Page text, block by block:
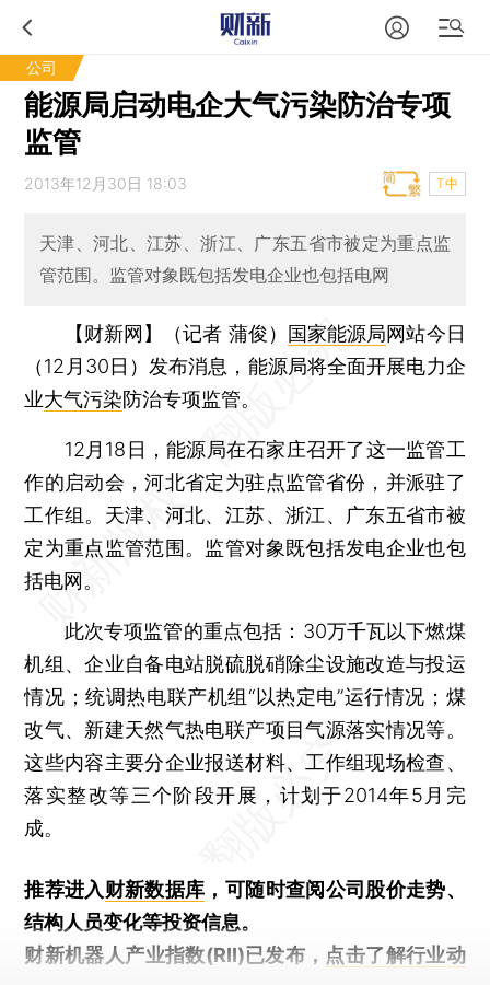
公司
能源局启动电企大气污染防治专项
监管
2013年12月30日 18:03 T中
天津、河北、江苏、浙江、广东五省市被定为重点监
管范围。监管对象既包括发电企业也包括电网
【财新网】（记者 蒲俊） 国家能源局网站今日
（12月30日）发布消息，能源局将全面开展电力企
业大气污染防治专项监管。
12月18日，能源局在石家庄召开了这一监管工
作的启动会，河北省定为驻点监管省份，并派驻了
工作组。天津、河北、江苏、浙江、广东五省市被
定为重点监管范围。监管对象既包括发电企业也包
括电网。
此次专项监管的重点包括：30万千瓦以下燃煤
机组、企业自备电站脱硫脱硝除尘设施改造与投运
情况；统调热电联产机组“以热定电”运行情况；煤
改气、新建天然气热电联产项目气源落实情况等。
这些内容主要分企业报送材料、工作组现场检查、
落实整改等三个阶段开展，计划于2014年5月完
成。
推荐进入财新数据库 ，可随时查阅公司股价走势、
结构人员变化等投资信息。
财新机器人产业指数(RII)已发布， 点击了解行业动